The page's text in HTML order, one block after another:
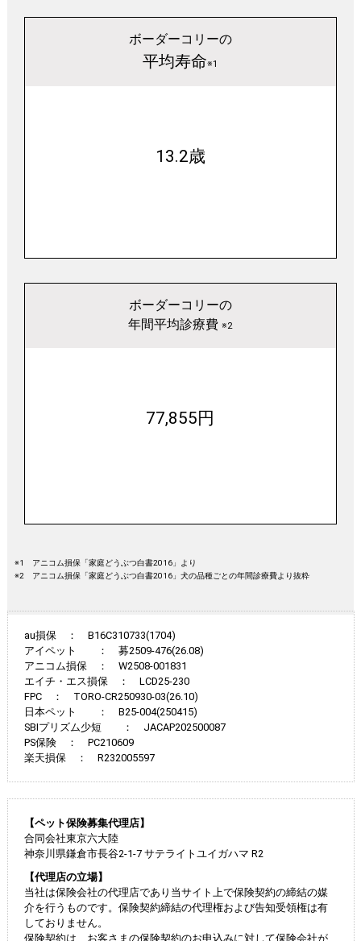
ボーダーコリーの
平均寿命※1
13.2歳
ボーダーコリーの
年間平均診療費※2
77,855円
※1 アニコム損保「家庭どうぶつ白書2016」より
※2 アニコム損保「家庭どうぶつ白書2016」犬の品種ごとの年間診療費より抜粋
au損保 ： B16C310733(1704)
アイペット ： 募2509-476(26.08)
アニコム損保 ： W2508-001831
エイチ・エス損保 ： LCD25-230
FPC ： TORO-CR250930-03(26.10)
日本ペット ： B25-004(250415)
SBIプリズム少短 ： JACAP202500087
PS保険 ： PC210609
楽天損保 ： R232005597
【ペット保険募集代理店】
合同会社東京六大陸
神奈川県鎌倉市長谷2-1-7 サテライトユイガハマ R2
【代理店の立場】
当社は保険会社の代理店であり当サイト上で保険契約の締結の媒
介を行うものです。保険契約締結の代理権および告知受領権は有
しておりません。
保険契約は、お客さまの保険契約のお申込みに対して保険会社が